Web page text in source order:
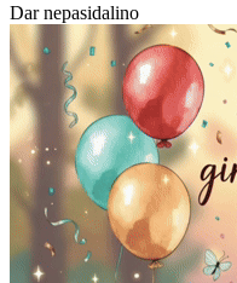
Dar nepasidalino